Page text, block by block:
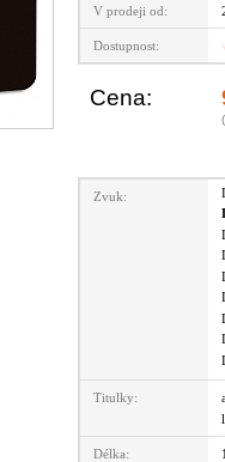
V prodeji od:
Dostupnost:
Cena:
Zvuk:
Titulky:
Délka: